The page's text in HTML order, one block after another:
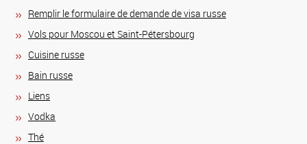
Remplir le formulaire de demande de visa russe
Vols pour Moscou et Saint-Pétersbourg
Сuisine russe
Bain russe
Liens
Vodka
Thé